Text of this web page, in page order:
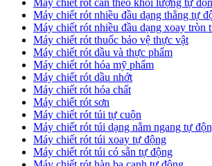
​Máy chiết rót nhiều đầu dạng thẳng tự
​Máy chiết rót nhiều đầu dạng xoay tròn
Máy chiết rót thuốc bảo vệ thực vật
Máy chiết rót dầu và thực phẩm
Máy chiết rót hóa mỹ phẩm
Máy chiết rót dầu nhớt
Máy chiết rót hóa chất
Máy chiết rót sơn
Máy chiết rót túi tự cuộn
Máy chiết rót túi dạng nằm ngang tự
Máy chiết rót túi xoay tự động
Máy chiết rót túi có sẵn tự động